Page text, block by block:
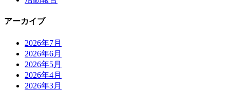
アーカイブ
2026年7月
2026年6月
2026年5月
2026年4月
2026年3月